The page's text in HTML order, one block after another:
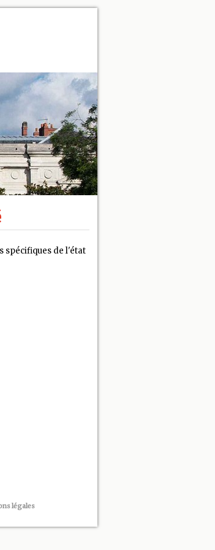
spécifiques de l'état
légales